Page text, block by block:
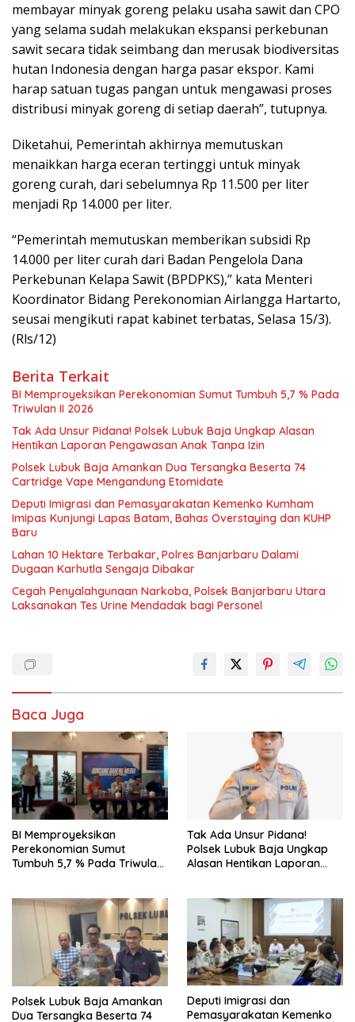
membayar minyak goreng pelaku usaha sawit dan CPO
yang selama sudah melakukan ekspansi perkebunan
sawit secara tidak seimbang dan merusak biodiversitas
hutan Indonesia dengan harga pasar ekspor. Kami
harap satuan tugas pangan untuk mengawasi proses
distribusi minyak goreng di setiap daerah”, tutupnya.
Diketahui, Pemerintah akhirnya memutuskan
menaikkan harga eceran tertinggi untuk minyak
goreng curah, dari sebelumnya Rp 11.500 per liter
menjadi Rp 14.000 per liter.
“Pemerintah memutuskan memberikan subsidi Rp
14.000 per liter curah dari Badan Pengelola Dana
Perkebunan Kelapa Sawit (BPDPKS),” kata Menteri
Koordinator Bidang Perekonomian Airlangga Hartarto,
seusai mengikuti rapat kabinet terbatas, Selasa 15/3).
(Rls/12)
Berita Terkait
BI Memproyeksikan Perekonomian Sumut Tumbuh 5,7 % Pada
Triwulan II 2026
Tak Ada Unsur Pidana! Polsek Lubuk Baja Ungkap Alasan
Hentikan Laporan Pengawasan Anak Tanpa Izin
Polsek Lubuk Baja Amankan Dua Tersangka Beserta 74
Cartridge Vape Mengandung Etomidate
Deputi Imigrasi dan Pemasyarakatan Kemenko Kumham
Imipas Kunjungi Lapas Batam, Bahas Overstaying dan KUHP
Baru
Lahan 10 Hektare Terbakar, Polres Banjarbaru Dalami
Dugaan Karhutla Sengaja Dibakar
Cegah Penyalahgunaan Narkoba, Polsek Banjarbaru Utara
Laksanakan Tes Urine Mendadak bagi Personel
Baca Juga
BI Memproyeksikan
Perekonomian Sumut
Tumbuh 5,7 % Pada Triwulan
Tak Ada Unsur Pidana!
Polsek Lubuk Baja Ungkap
Alasan Hentikan Laporan
Polsek Lubuk Baja Amankan
Dua Tersangka Beserta 74
Deputi Imigrasi dan
Pemasyarakatan Kemenko